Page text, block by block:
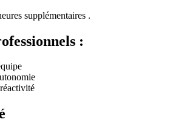
supplémentaires .
: